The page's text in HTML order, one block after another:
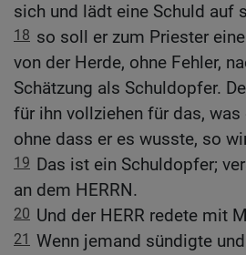
sich und lädt eine Schuld auf
18 so soll er zum Priester
von der Herde, ohne Fehler,
Schätzung als Schuldopfer.
für ihn vollziehen für das, was
ohne dass er es wusste, so
19 Das ist ein Schuldopfer;
an dem HERRN.
20 Und der HERR redete mit
21 Wenn jemand sündigte